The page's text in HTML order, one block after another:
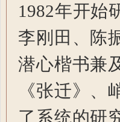
1982年开始
李刚田、陈
潜心楷书兼
《张迁》
了系统的研